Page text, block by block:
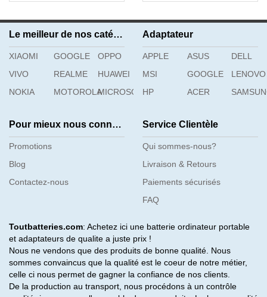
Le meilleur de nos catégories
XIAOMI GOOGLE
OPPO
VIVO
REALME
HUAWEI
NOKIA
MOTOROLAMICROSOFT
Adaptateur
APPLE ASUS
DELL
MSI
GOOGLE
LENOVO
HP
ACER
Pour mieux nous connaître
Promotions
Blog
Contactez-nous
Service Clientèle
Qui sommes-nous?
Livraison & Retours
Paiements sécurisés
FAQ
Toutbatteries.com: Achetez ici une batterie ordinateur portable
et adaptateurs de qualite a juste prix !
Nous ne vendons que des produits de bonne qualité. Nous
sommes convaincus que la qualité est le coeur de notre métier,
celle ci nous permet de gagner la confiance de nos clients.
De la production au transport, nous procédons à un contrôle